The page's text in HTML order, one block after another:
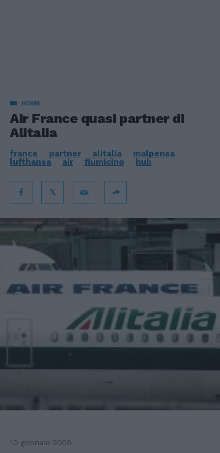
HOME
Air France quasi partner di
Alitalia
france partner alitalia
malpensa
lufthansa
air fiumicino hub
10 gennaio 2009